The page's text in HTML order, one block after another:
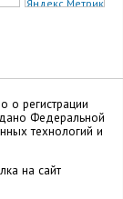
о регистрации
Федеральной
технологий и
на сайт